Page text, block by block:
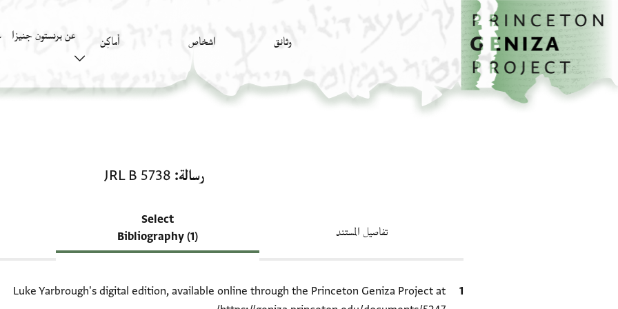
تخطي إلى المحتوى الرئيسي
الصفحة الرئيسية
وثائق اشخاص أَماكِن عن برنستون جنيزا
رسالة JRL B 5738
تفاصيل المستند
Select
Bibliography (1)
الاقتباس المرجعي
Luke Yarbrough's digital edition, available online through the Princeton Geniza Project at